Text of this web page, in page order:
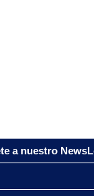
a nuestro